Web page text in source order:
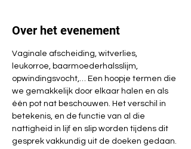
Over het evenement
Vaginale afscheiding, witverlies,
leukorroe, baarmoederhalsslijm,
opwindingsvocht,… Een hoopje termen die
we gemakkelijk door elkaar halen en als
één pot nat beschouwen. Het verschil in
betekenis, en de functie van al die
nattigheid in lijf en slip worden tijdens dit
gesprek vakkundig uit de doeken gedaan.